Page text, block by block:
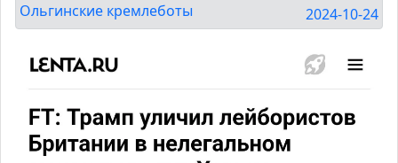
Ольгинские кремлеботы 2024-10-24